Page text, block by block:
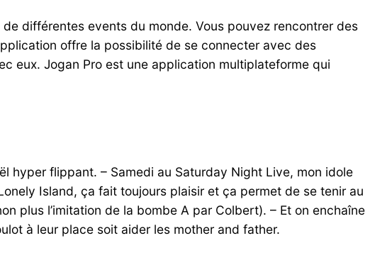
différentes events du monde. Vous pouvez rencontrer des
offre la possibilité de se connecter avec des
eux. Jogan Pro est une application multiplateforme qui
hyper flippant. – Samedi au Saturday Night Live, mon idole
Island, ça fait toujours plaisir et ça permet de se tenir au
plus l’imitation de la bombe A par Colbert). – Et on enchaîne
à leur place soit aider les mother and father.